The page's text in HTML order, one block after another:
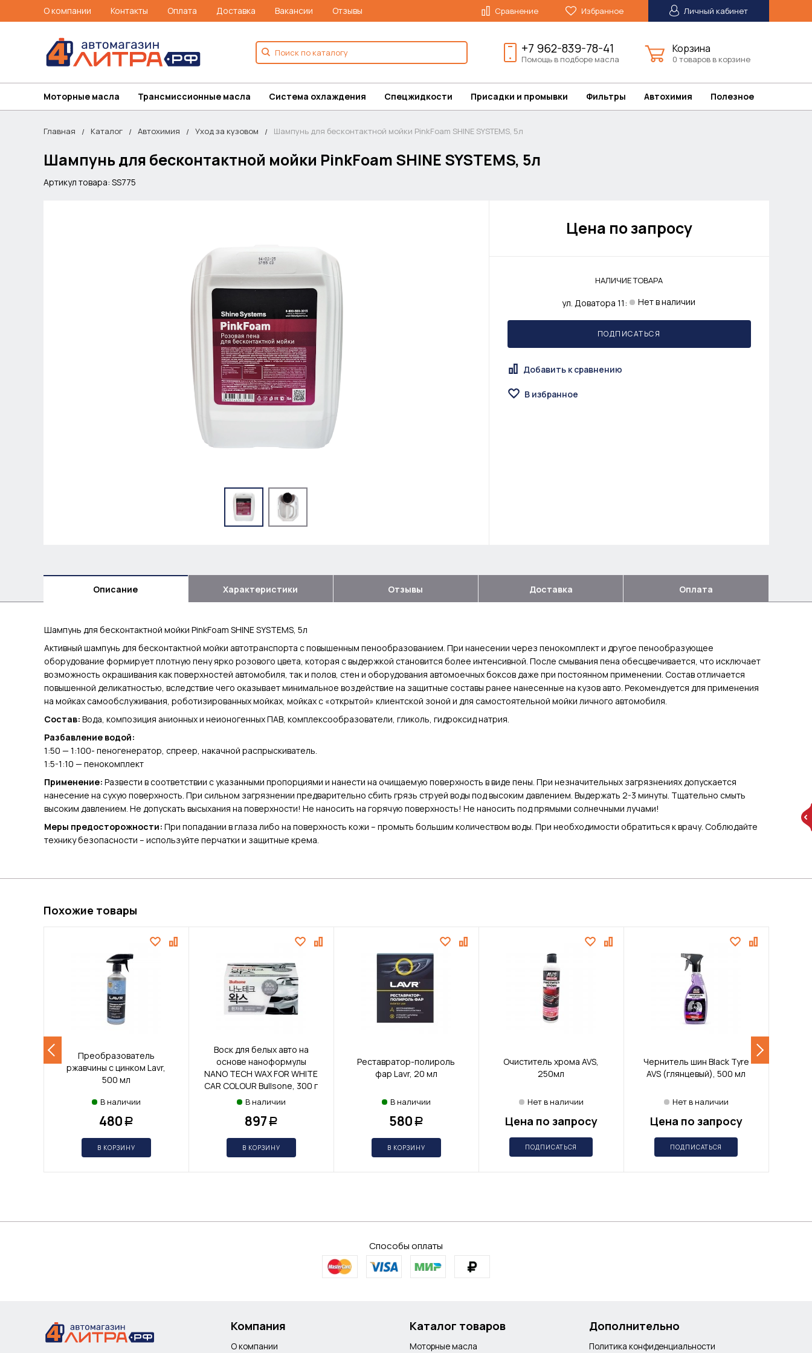
О компании Контакты Оплата Доставка Вакансии Отзывы Сравнение Избранное Личный кабинет
+7 962-839-78-41
Помощь в подборе масла
Корзина
0 товаров в корзине
Моторные масла Трансмиссионные масла Система охлаждения Спецжидкости Присадки и промывки Фильтры Автохимия Полезное
Главная Каталог Автохимия Уход за кузовом Шампунь для бесконтактной мойки PinkFoam SHINE SYSTEMS, 5л
Шампунь для бесконтактной мойки PinkFoam SHINE SYSTEMS, 5л
Артикул товара: SS775
Цена по запросу
НАЛИЧИЕ ТОВАРА
ул. Доватора 11: Нет в наличии
ПОДПИСАТЬСЯ
Добавить к сравнению
В избранное
Описание Характеристики Отзывы Доставка Оплата
Шампунь для бесконтактной мойки PinkFoam SHINE SYSTEMS, 5л
Активный шампунь для бесконтактной мойки автотранспорта с повышенным пенообразованием. При нанесении через пенокомплект и другое пенообразующее
оборудование формирует плотную пену ярко розового цвета, которая с выдержкой становится более интенсивной. После смывания пена обесцвечивается, что исключает
возможность окрашивания как поверхностей автомобиля, так и полов, стен и оборудования автомоечных боксов даже при постоянном применении. Состав отличается
повышенной деликатностью, вследствие чего оказывает минимальное воздействие на защитные составы ранее нанесенные на кузов авто. Рекомендуется для применения
на мойках самообслуживания, роботизированных мойках, мойках с «открытой» клиентской зоной и для самостоятельной мойки личного автомобиля.
Состав: Вода, композиция анионных и неионогенных ПАВ, комплексообразователи, гликоль, гидроксид натрия.
Разбавление водой:
1:50 — 1:100- пеногенератор, спреер, накачной распрыскиватель.
1:5-1:10 — пенокомплект
Применение: Развести в соответствии с указанными пропорциями и нанести на очищаемую поверхность в виде пены. При незначительных загрязнениях допускается
нанесение на сухую поверхность. При сильном загрязнении предварительно сбить грязь струей воды под высоким давлением. Выдержать 2-3 минуты. Тщательно смыть
высоким давлением. Не допускать высыхания на поверхности! Не наносить на горячую поверхность! Не наносить под прямыми солнечными лучами!
Меры предосторожности: При попадании в глаза либо на поверхность кожи – промыть большим количеством воды. При необходимости обратиться к врачу. Соблюдайте
технику безопасности – используйте перчатки и защитные крема.
Похожие товары
Преобразователь
ржавчины с цинком Lavr,
500 мл
В наличии
480 Р
В КОРЗИНУ
Воск для белых авто на
основе наноформулы
NANO TECH WAX FOR WHITE
CAR COLOUR Bullsone, 300 г
В наличии
897 Р
В КОРЗИНУ
Реставратор-полироль
фар Lavr, 20 мл
В наличии
580 Р
В КОРЗИНУ
Очиститель хрома AVS,
250мл
Нет в наличии
Цена по запросу
ПОДПИСАТЬСЯ
Чернитель шин Black Tyre
AVS (глянцевый), 500 мл
Нет в наличии
Цена по запросу
ПОДПИСАТЬСЯ
Способы оплаты
Компания
О компании
Каталог товаров
Моторные масла
Дополнительно
Политика конфиденциальности